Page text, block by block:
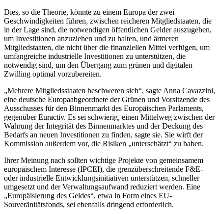
Dies, so die Theorie, könnte zu einem Europa der zwei
Geschwindigkeiten führen, zwischen reicheren Mitgliedstaaten, die
in der Lage sind, die notwendigen öffentlichen Gelder auszugeben,
um Investitionen anzuziehen und zu halten, und ärmeren
Mitgliedstaaten, die nicht über die finanziellen Mittel verfügen, um
umfangreiche industrielle Investitionen zu unterstützen, die
notwendig sind, um den Übergang zum grünen und digitalen
Zwilling optimal vorzubereiten.
„Mehrere Mitgliedsstaaten beschweren sich“, sagte Anna Cavazzini,
eine deutsche Europaabgeordnete der Grünen und Vorsitzende des
Ausschusses für den Binnenmarkt des Europäischen Parlaments,
gegenüber Euractiv. Es sei schwierig, einen Mittelweg zwischen der
Wahrung der Integrität des Binnenmarktes und der Deckung des
Bedarfs an neuen Investitionen zu finden, sagte sie. Sie wirft der
Kommission außerdem vor, die Risiken „unterschätzt“ zu haben.
Ihrer Meinung nach sollten wichtige Projekte von gemeinsamem
europäischem Interesse (IPCEI), die grenzüberschreitende F&E-
oder industrielle Entwicklungsinitiativen unterstützen, schneller
umgesetzt und der Verwaltungsaufwand reduziert werden. Eine
„Europäisierung des Geldes“, etwa in Form eines EU-
Souveränitätsfonds, sei ebenfalls dringend erforderlich.